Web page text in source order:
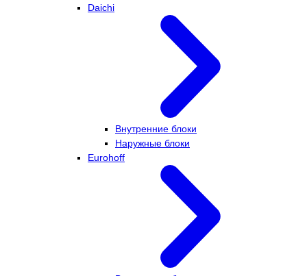
Daichi
Внутренние блоки
Наружные блоки
Eurohoff